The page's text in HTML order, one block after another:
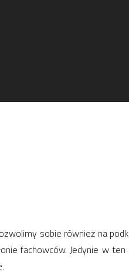
sobie również na
fachowców. Jedynie w